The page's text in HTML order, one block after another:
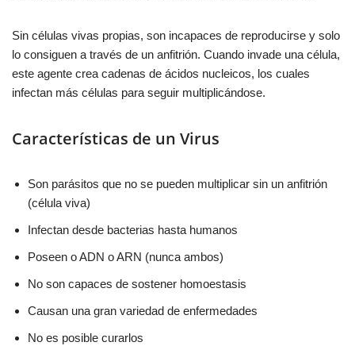
Sin células vivas propias, son incapaces de reproducirse y solo
lo consiguen a través de un anfitrión. Cuando invade una célula,
este agente crea cadenas de ácidos nucleicos, los cuales
infectan más células para seguir multiplicándose.
Características de un Virus
Son parásitos que no se pueden multiplicar sin un anfitrión
(célula viva)
Infectan desde bacterias hasta humanos
Poseen o ADN o ARN (nunca ambos)
No son capaces de sostener homoestasis
Causan una gran variedad de enfermedades
No es posible curarlos